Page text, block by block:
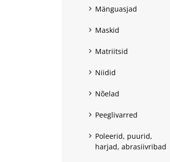
Mänguasjad
Maskid
Matriitsid
Niidid
Nõelad
Peeglivarred
Poleerid, puurid,
harjad, abrasiivribad